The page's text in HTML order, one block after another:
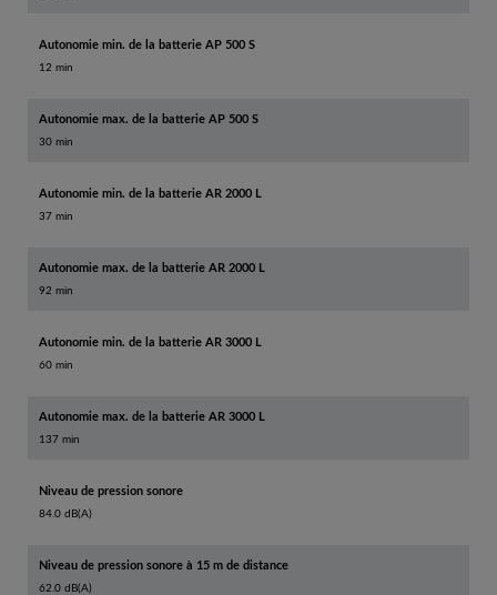
Autonomie min. de la batterie AP 500 S
12 min
Autonomie max. de la batterie AP 500 S
30 min
Autonomie min. de la batterie AR 2000 L
37 min
Autonomie max. de la batterie AR 2000 L
92 min
Autonomie min. de la batterie AR 3000 L
60 min
Autonomie max. de la batterie AR 3000 L
137 min
Niveau de pression sonore
84.0 dB(A)
Niveau de pression sonore à 15 m de distance
62.0 dB(A)